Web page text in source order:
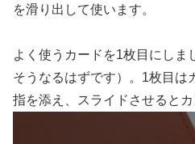
を滑り出して使います。
よく使うカードを1枚目にしま
そうなるはずです）。1枚目は
指を添え、スライドさせるとカ